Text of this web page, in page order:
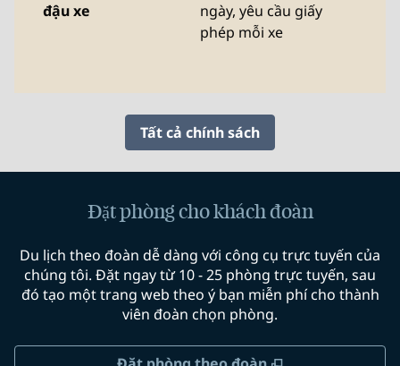
đậu xe
ngày, yêu cầu giấy
phép mỗi xe
Tất cả chính sách
Đặt phòng cho khách đoàn
Du lịch theo đoàn dễ dàng với công cụ trực tuyến của
chúng tôi. Đặt ngay từ 10 - 25 phòng trực tuyến, sau
đó tạo một trang web theo ý bạn miễn phí cho thành
viên đoàn chọn phòng.